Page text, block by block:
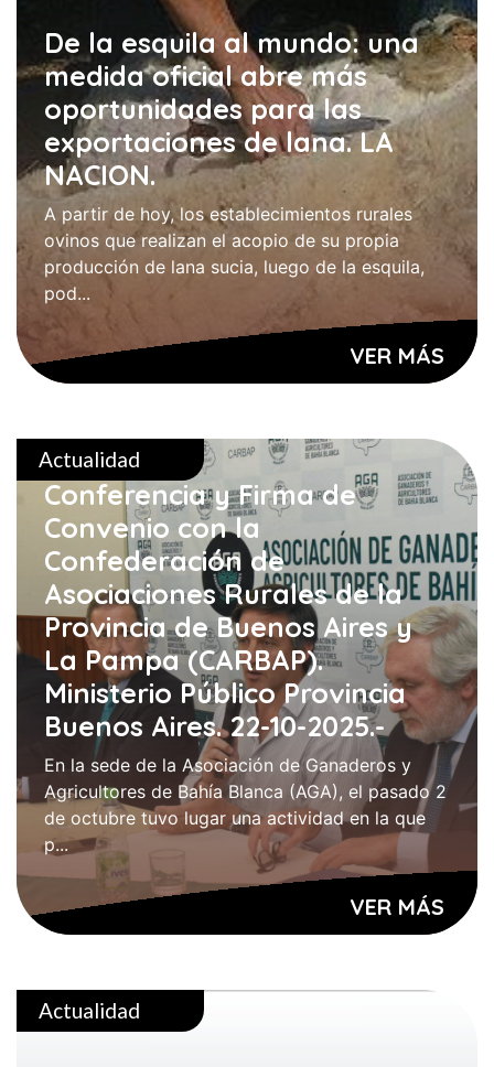
De la esquila al mundo: una
medida oficial abre más
oportunidades para las
exportaciones de lana. LA
NACION.
A partir de hoy, los establecimientos rurales
ovinos que realizan el acopio de su propia
producción de lana sucia, luego de la esquila,
pod...
VER MÁS
Actualidad
Conferencia y Firma de
Convenio con la
Confederación de
Asociaciones Rurales de la
Provincia de Buenos Aires y
La Pampa (CARBAP).
Ministerio Público Provincia
Buenos Aires. 22-10-2025.-
En la sede de la Asociación de Ganaderos y
Agricultores de Bahía Blanca (AGA), el pasado 2
de octubre tuvo lugar una actividad en la que
p...
VER MÁS
Actualidad